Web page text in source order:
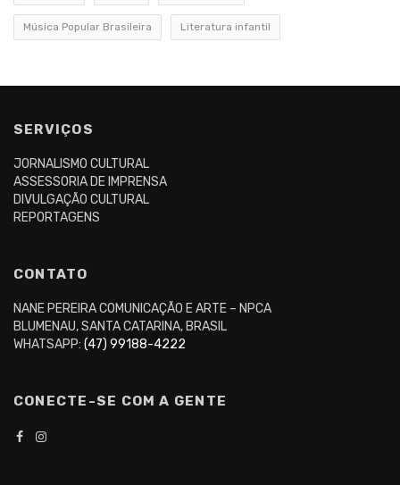
Música Popular Brasileira Literatura infantil
SERVIÇOS
JORNALISMO CULTURAL
ASSESSORIA DE IMPRENSA
DIVULGAÇÃO CULTURAL
REPORTAGENS
CONTATO
NANE PEREIRA COMUNICAÇÃO E ARTE – NPCA
BLUMENAU, SANTA CATARINA, BRASIL
WHATSAPP: (47) 99188-4222
CONECTE-SE COM A GENTE